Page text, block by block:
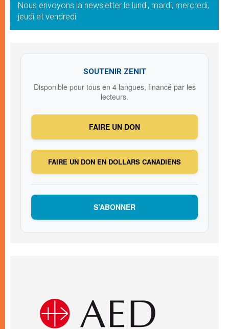
Nous envoyons la newsletter le lundi, mardi, mercredi,
jeudi et vendredi
SOUTENIR ZENIT
Disponible pour tous en 4 langues, financé par les
lecteurs.
FAIRE UN DON
FAIRE UN DON EN DOLLARS CANADIENS
S’ABONNER